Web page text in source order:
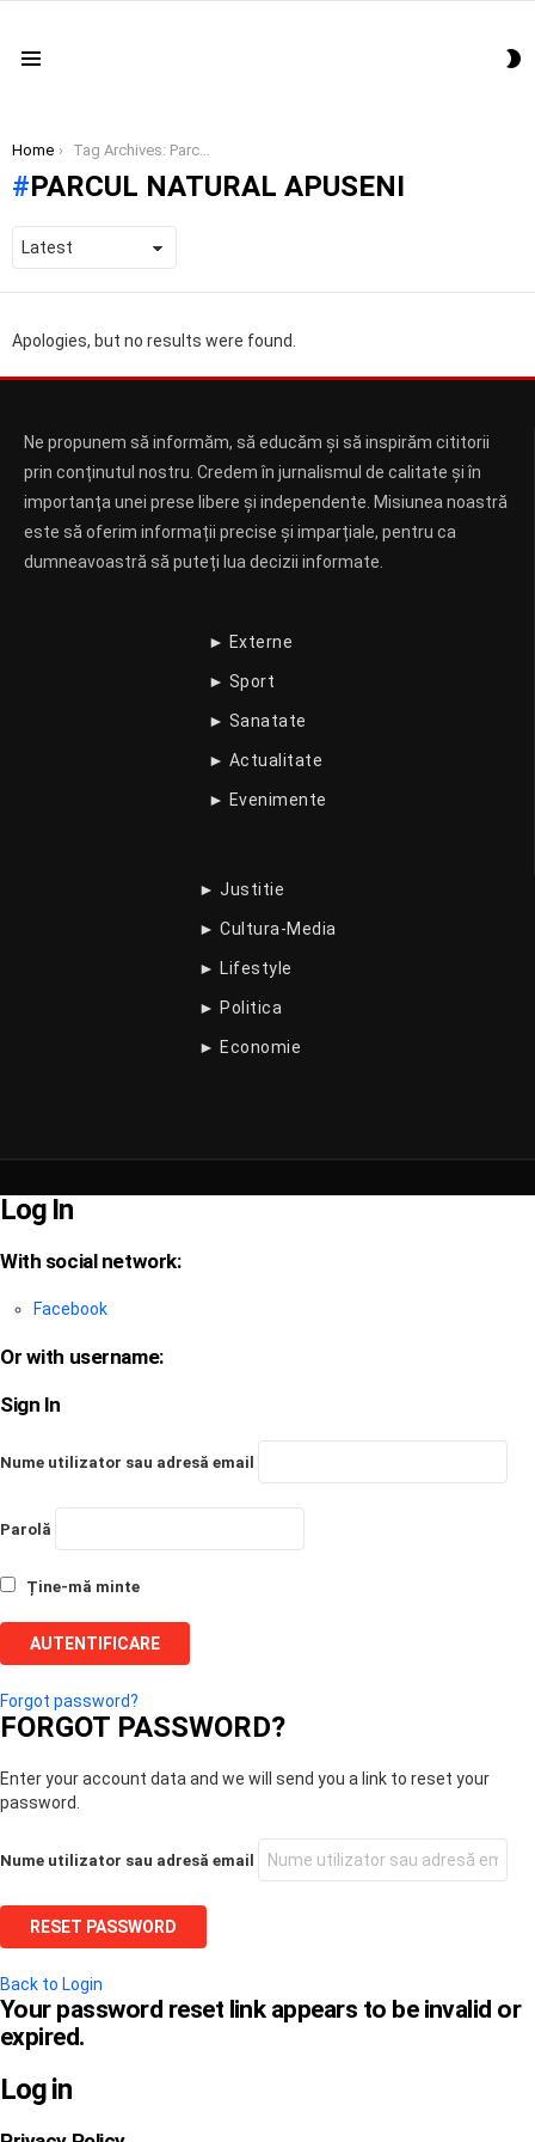
You are here:
Home Tag Archives: Parcul Natural apuseni
PARCUL NATURAL APUSENI
Apologies, but no results were found.
Ne propunem să informăm, să educăm și să inspirăm cititorii
prin conținutul nostru. Credem în jurnalismul de calitate și în
importanța unei prese libere și independente. Misiunea noastră
este să oferim informații precise și imparțiale, pentru ca
dumneavoastră să puteți lua decizii informate.
► Externe
► Sport
► Sanatate
► Actualitate
► Evenimente
► Justitie
► Cultura-Media
► Lifestyle
► Politica
► Economie
Log In
With social network:
Facebook
Or with username:
Sign In
Nume utilizator sau adresă email
Parolă
Ține-mă minte
Forgot password?
FORGOT PASSWORD?
Enter your account data and we will send you a link to reset your
password.
Nume utilizator sau adresă email
Back to Login
Your password reset link appears to be invalid or
expired.
Log in